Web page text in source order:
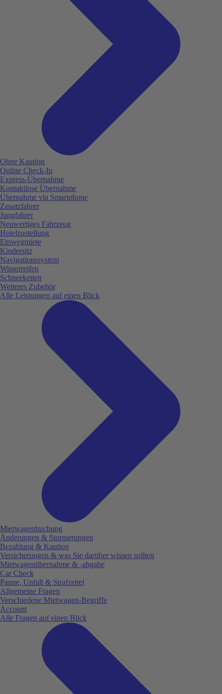
Ohne Kaution
Online Check-In
Express-Übernahme
Kontaktlose Übernahme
Übernahme via Smartphone
Zusatzfahrer
Jungfahrer
Neuwertiges Fahrzeug
Hotelzustellung
Einwegmiete
Kindersitz
Navigationssystem
Winterreifen
Schneeketten
Weiteres Zubehör
Alle Leistungen auf einen Blick
Mietwagenbuchung
Änderungen & Stornierungen
Bezahlung & Kaution
Versicherungen & was Sie darüber wissen sollten
Mietwagenübernahme & -abgabe
Car Check
Panne, Unfall & Strafzettel
Allgemeine Fragen
Verschiedene Mietwagen-Begriffe
Account
Alle Fragen auf einen Blick